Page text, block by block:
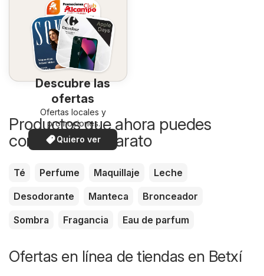
Descubre las
ofertas
Ofertas locales y
promociones
especiales.
Quiero ver
Productos que ahora puedes
comprar más barato
Té Perfume Maquillaje
Leche
Desodorante
Manteca
Bronceador
Sombra
Fragancia Eau de parfum
Ofertas en línea de tiendas en Betxí